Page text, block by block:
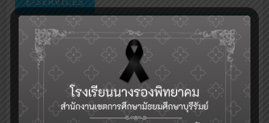
กลุ่มงานบริหารวิชาการ
ระบบเช็คชื่อออนไลน์(toSchool)
ระบบงานทะเบียน-วัดผล-ดูผลการเรียน(SGS)
รับสมัครคัดเลือกบุคคลเพื่อเป็นลูกจ้างชั่วคราว (Application for
Temporary Employee Positions)
ระบบจองห้อง/สถานที่